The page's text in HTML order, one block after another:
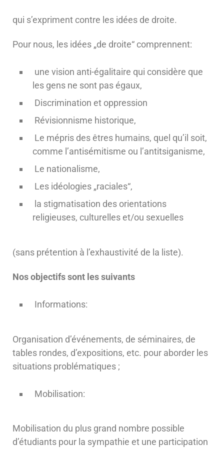
qui s’expriment contre les idées de droite.
Pour nous, les idées „de droite“ comprennent:
une vision anti-égalitaire qui considère que
les gens ne sont pas égaux,
Discrimination et oppression
Révisionnisme historique,
Le mépris des êtres humains, quel qu’il soit,
comme l’antisémitisme ou l’antitsiganisme,
Le nationalisme,
Les idéologies „raciales“,
la stigmatisation des orientations
religieuses, culturelles et/ou sexuelles
(sans prétention à l’exhaustivité de la liste).
Nos objectifs sont les suivants
Informations:
Organisation d’événements, de séminaires, de
tables rondes, d’expositions, etc. pour aborder les
situations problématiques ;
Mobilisation:
Mobilisation du plus grand nombre possible
d’étudiants pour la sympathie et une participation